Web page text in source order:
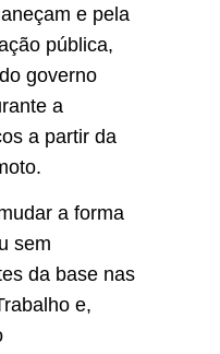
e pela
pública,
governo
a
a partir da
a forma
sem
da base nas
e,